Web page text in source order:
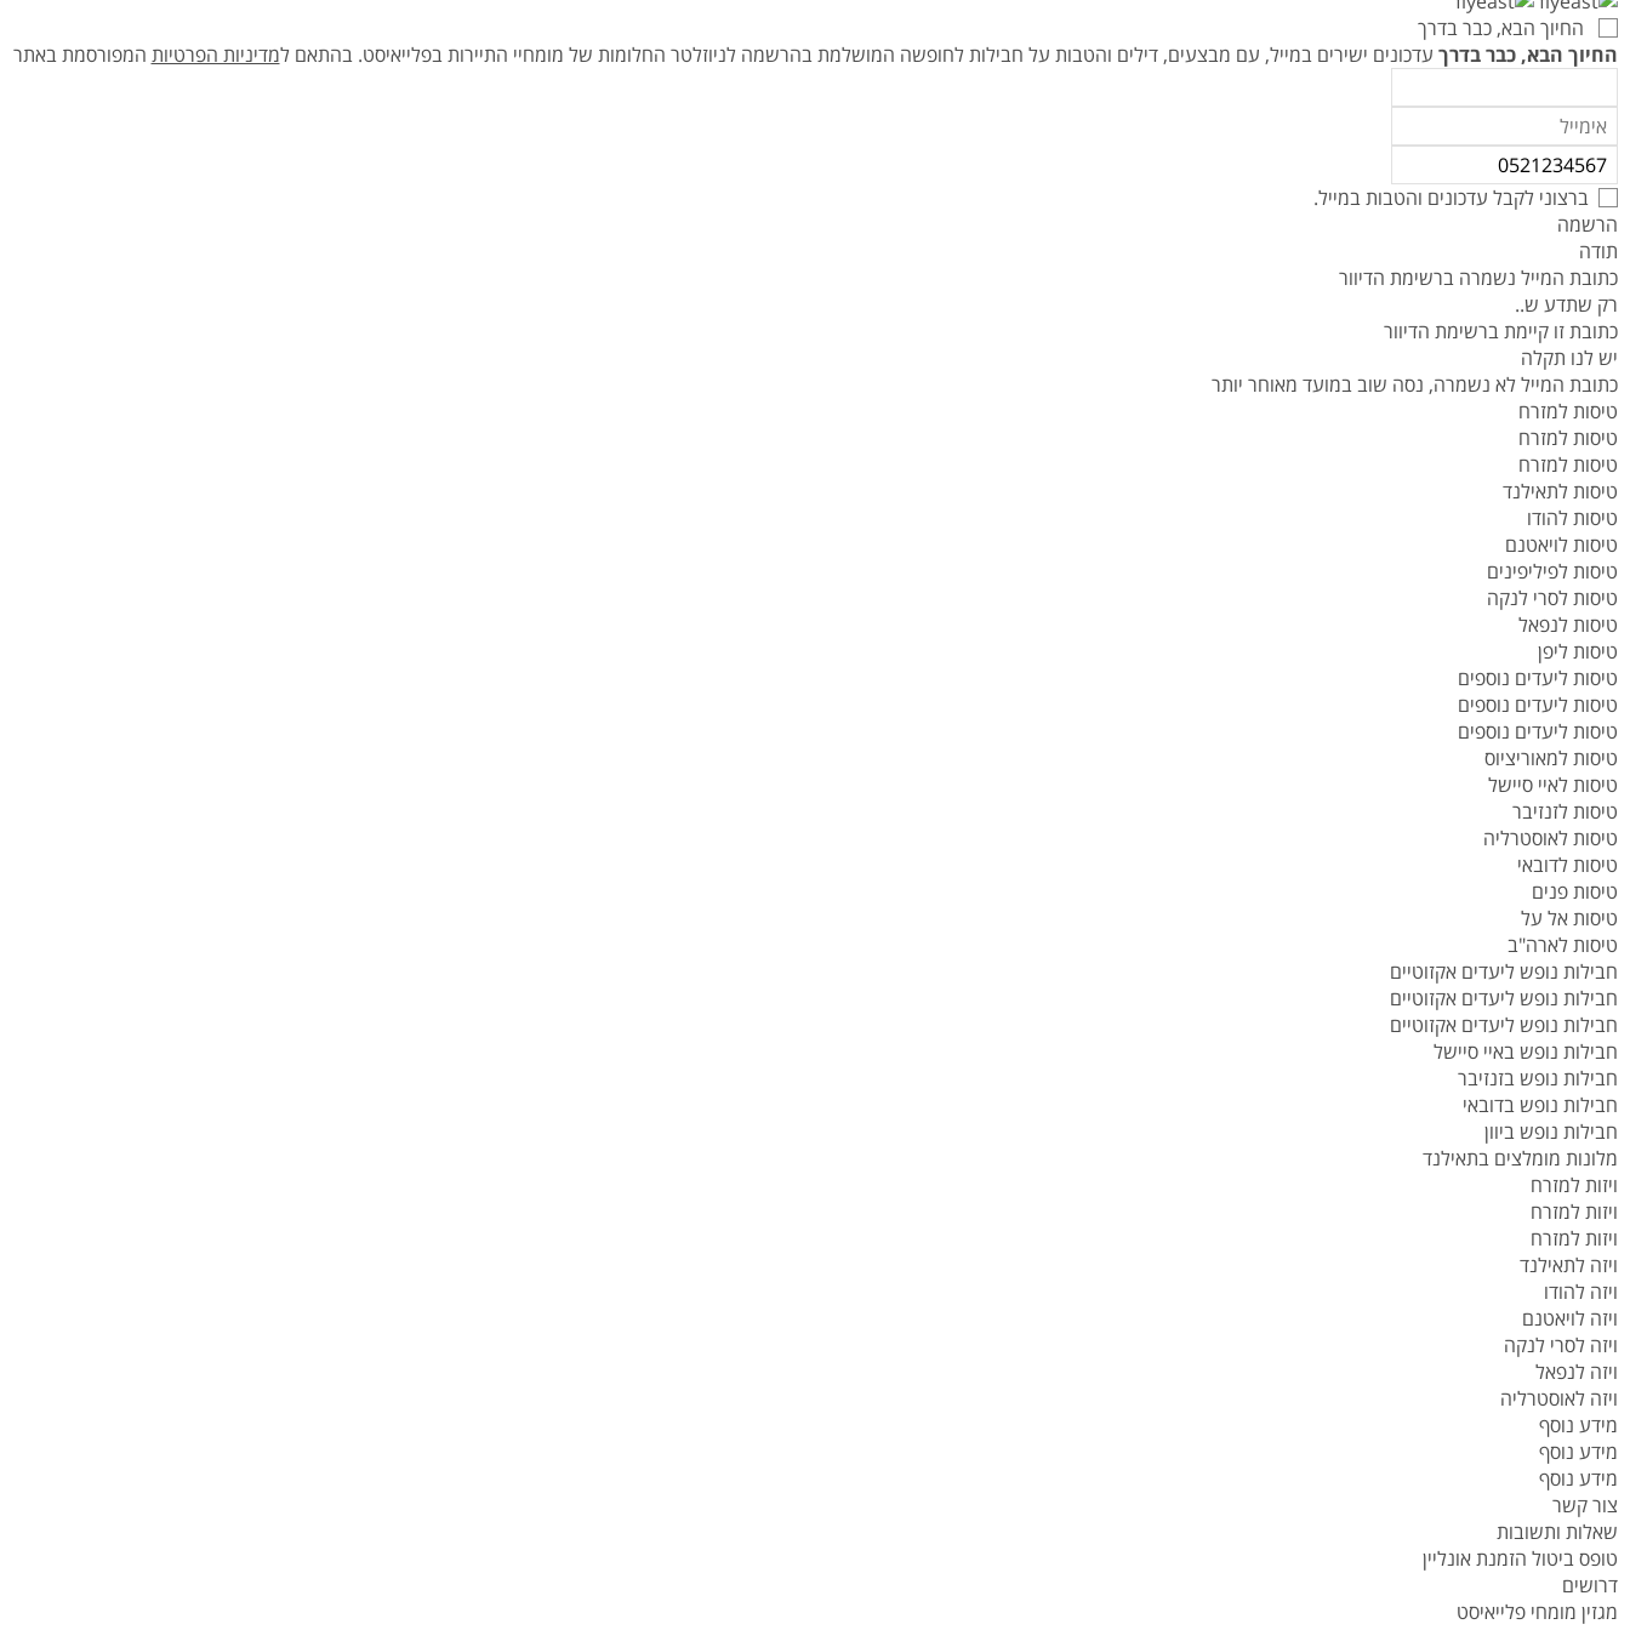
טיסות אל על
המדריך למטייל באיי סיישל
המדריך למטייל בזנזיבר
המדריך למטייל ביפן
המדריך למטייל בדובאי
החיוך הבא, כבר בדרך
החיוך הבא, כבר בדרך עדכונים ישירים במייל, עם מבצעים, דילים והטבות על חבילות לחופשה המושלמת בהרשמה לניוזלטר החלומות של מומחיי התיירות בפלייאיסט. בהתאם למדיניות הפרטיות המפורסמת באתר
ברצוני לקבל עדכונים והטבות במייל.
הרשמה
תודה
כתובת המייל נשמרה ברשימת הדיוור
רק שתדע ש..
כתובת זו קיימת ברשימת הדיוור
יש לנו תקלה
כתובת המייל לא נשמרה, נסה שוב במועד מאוחר יותר
טיסות למזרח
טיסות למזרח
טיסות למזרח
טיסות לתאילנד
טיסות להודו
טיסות לויאטנם
טיסות לפיליפינים
טיסות לסרי לנקה
טיסות לנפאל
טיסות ליפן
טיסות ליעדים נוספים
טיסות ליעדים נוספים
טיסות ליעדים נוספים
טיסות למאוריציוס
טיסות לאיי סיישל
טיסות לזנזיבר
טיסות לאוסטרליה
טיסות לדובאי
טיסות פנים
טיסות אל על
טיסות לארה"ב
חבילות נופש ליעדים אקזוטיים
חבילות נופש ליעדים אקזוטיים
חבילות נופש ליעדים אקזוטיים
חבילות נופש באיי סיישל
חבילות נופש בזנזיבר
חבילות נופש בדובאי
חבילות נופש ביוון
מלונות מומלצים בתאילנד
ויזות למזרח
ויזות למזרח
ויזות למזרח
ויזה לתאילנד
ויזה להודו
ויזה לויאטנם
ויזה לסרי לנקה
ויזה לנפאל
ויזה לאוסטרליה
מידע נוסף
מידע נוסף
מידע נוסף
צור קשר
שאלות ותשובות
טופס ביטול הזמנת אונליין
דרושים
מגזין מומחי פלייאיסט